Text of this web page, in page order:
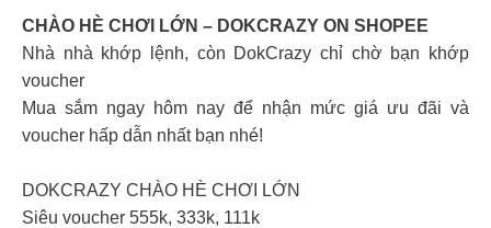
CHÀO HÈ CHƠI LỚN – DOKCRAZY ON SHOPEE
Nhà nhà khớp lệnh, còn DokCrazy chỉ chờ bạn khớp
voucher
Mua sắm ngay hôm nay để nhận mức giá ưu đãi và
voucher hấp dẫn nhất bạn nhé!
DOKCRAZY CHÀO HÈ CHƠI LỚN
Siêu voucher 555k, 333k, 111k